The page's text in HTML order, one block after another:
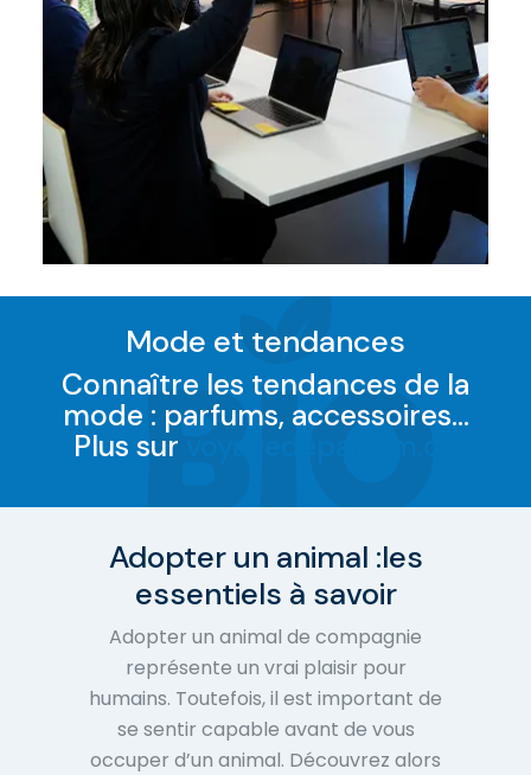
Mode et tendances
Connaître les tendances de la
mode : parfums, accessoires…
Plus sur
Adopter un animal :les
essentiels à savoir
Adopter un animal de compagnie
représente un vrai plaisir pour
humains. Toutefois, il est important de
se sentir capable avant de vous
occuper d’un animal. Découvrez alors